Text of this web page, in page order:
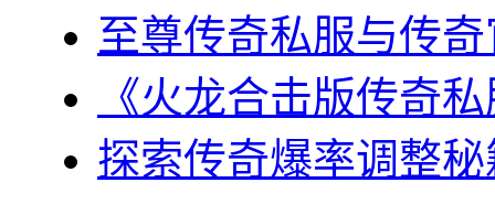
至尊传奇私服与传
《火龙合击版传奇
探索传奇爆率调整